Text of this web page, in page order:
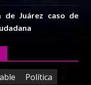
de Juárez caso de
Política